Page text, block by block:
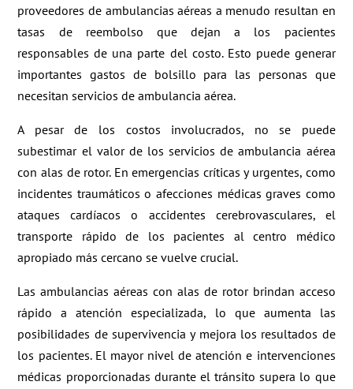
proveedores de ambulancias aéreas a menudo resultan en
tasas de reembolso que dejan a los pacientes
responsables de una parte del costo. Esto puede generar
importantes gastos de bolsillo para las personas que
necesitan servicios de ambulancia aérea.
A pesar de los costos involucrados, no se puede
subestimar el valor de los servicios de ambulancia aérea
con alas de rotor. En emergencias críticas y urgentes, como
incidentes traumáticos o afecciones médicas graves como
ataques cardíacos o accidentes cerebrovasculares, el
transporte rápido de los pacientes al centro médico
apropiado más cercano se vuelve crucial.
Las ambulancias aéreas con alas de rotor brindan acceso
rápido a atención especializada, lo que aumenta las
posibilidades de supervivencia y mejora los resultados de
los pacientes. El mayor nivel de atención e intervenciones
médicas proporcionadas durante el tránsito supera lo que